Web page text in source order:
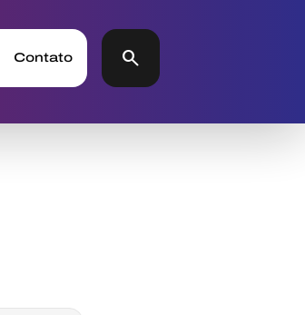
Contato search